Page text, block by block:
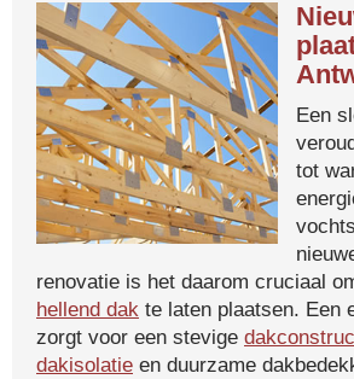
Een
tot
renovatie is het daarom cruciaal
hellend dak te laten plaatsen. Een
zorgt voor een stevige
dakisolatie en duurzame